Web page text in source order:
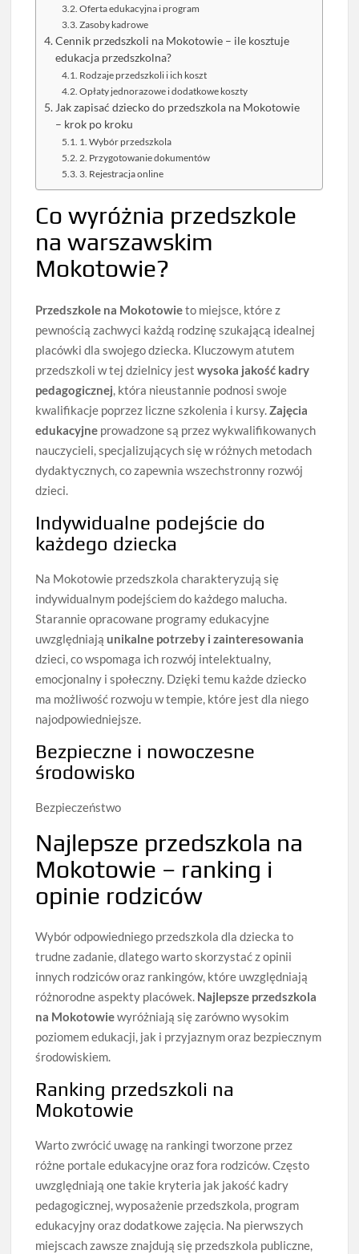
Oferta edukacyjna i program
Zasoby kadrowe
Cennik przedszkoli na Mokotowie – ile kosztuje
edukacja przedszkolna?
Rodzaje przedszkoli i ich koszt
Opłaty jednorazowe i dodatkowe koszty
Jak zapisać dziecko do przedszkola na Mokotowie
– krok po kroku
1. Wybór przedszkola
2. Przygotowanie dokumentów
3. Rejestracja online
Co wyróżnia przedszkole
na warszawskim
Mokotowie?
Przedszkole na Mokotowieto miejsce, które z
pewnością zachwyci każdą rodzinę szukającą idealnej
placówki dla swojego dziecka. Kluczowym atutem
przedszkoli w tej dzielnicy jestwysoka jakość kadry
pedagogicznej, która nieustannie podnosi swoje
kwalifikacje poprzez liczne szkolenia i kursy.Zajęcia
edukacyjne prowadzone są przez wykwalifikowanych
nauczycieli, specjalizujących się w różnych metodach
dydaktycznych, co zapewnia wszechstronny rozwój
dzieci.
Indywidualne podejście do
każdego dziecka
Na Mokotowie przedszkola charakteryzują się
indywidualnym podejściem do każdego malucha.
Starannie opracowane programy edukacyjne
uwzględniająunikalne potrzeby i zainteresowania
dzieci, co wspomaga ich rozwój intelektualny,
emocjonalny i społeczny. Dzięki temu każde dziecko
ma możliwość rozwoju w tempie, które jest dla niego
najodpowiedniejsze.
Bezpieczne i nowoczesne
środowisko
Bezpieczeństwo
Najlepsze przedszkola na
Mokotowie – ranking i
opinie rodziców
Wybór odpowiedniego przedszkola dla dziecka to
trudne zadanie, dlatego warto skorzystać z opinii
innych rodziców oraz rankingów, które uwzględniają
różnorodne aspekty placówek. Najlepsze przedszkola
na Mokotowiewyróżniają się zarówno wysokim
poziomem edukacji, jak i przyjaznym oraz bezpiecznym
środowiskiem.
Ranking przedszkoli na
Mokotowie
Warto zwrócić uwagę na rankingi tworzone przez
różne portale edukacyjne oraz fora rodziców. Często
uwzględniają one takie kryteria jak jakość kadry
pedagogicznej, wyposażenie przedszkola, program
edukacyjny oraz dodatkowe zajęcia. Na pierwszych
miejscach zawsze znajdują się przedszkola publiczne,